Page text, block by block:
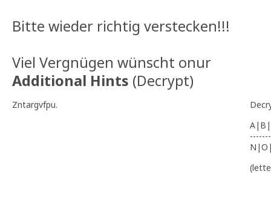
Bitte wieder richtig verstecken!!!
Viel Vergnügen wünscht onur
Additional Hints (Decrypt)
Zntargvfpu.